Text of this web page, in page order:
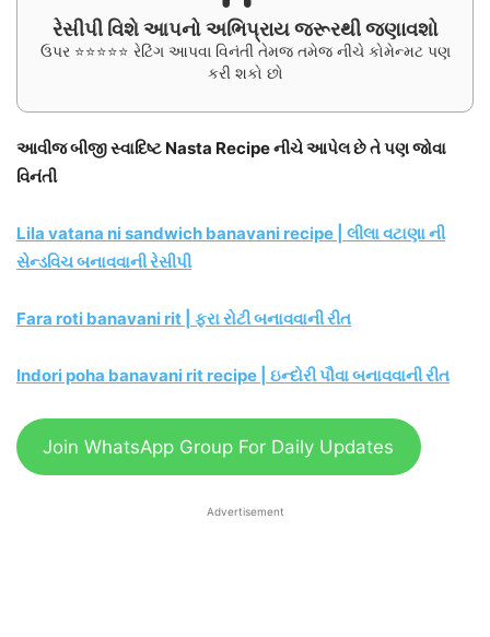
રેસીપી વિશે આપનો અભિપ્રાય જરૂરથી જણાવશો
ઉપર ⭐⭐⭐⭐⭐ રેટિંગ આપવા વિનંતી તેમજ તમેજ નીચે કોમેન્મટ પણ
કરી શકો છો
આવીજ બીજી સ્વાદિષ્ટ Nasta Recipe નીચે આપેલ છે તે પણ જોવા
વિનંતી
Lila vatana ni sandwich banavani recipe | લીલા વટાણા ની
સેન્ડવિચ બનાવવાની રેસીપી
Fara roti banavani rit | ફરા રોટી બનાવવાની રીત
Indori poha banavani rit recipe | ઇન્દોરી પૌવા બનાવવાની રીત
Join WhatsApp Group For Daily Updates
Advertisement